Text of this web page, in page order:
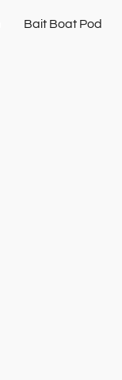
Bait Boat Pod